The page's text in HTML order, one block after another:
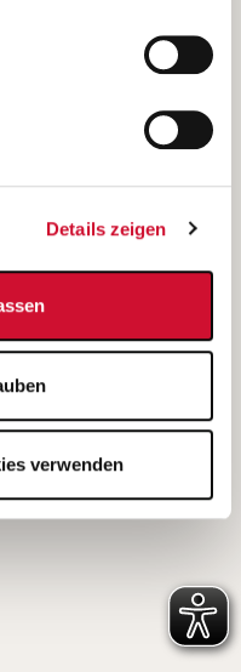
Details zeigen
verwenden
Unterfranken